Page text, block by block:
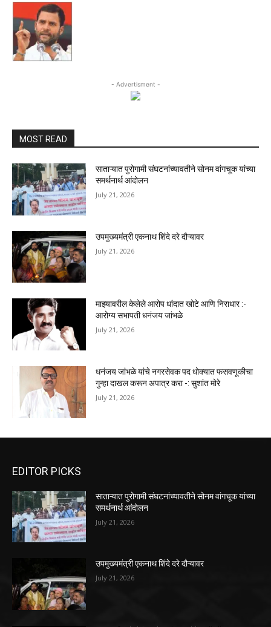
- Advertisment -
MOST READ
साताऱ्यात पुरोगामी संघटनांच्यावतीने सोनम वांगचूक यांच्या
समर्थनार्थ आंदोलन
July 21, 2026
उपमुख्यमंत्री एकनाथ शिंदे दरे दौऱ्यावर
July 21, 2026
माझ्यावरील केलेले आरोप धांदात खोटे आणि निराधार :-
आरोग्य सभापती धनंजय जांभळे
July 21, 2026
धनंजय जांभळे यांचे नगरसेवक पद धोक्यात फसवणूकीचा
गुन्हा दाखल करून अपात्र करा -: सुशांत मोरे
July 21, 2026
EDITOR PICKS
साताऱ्यात पुरोगामी संघटनांच्यावतीने सोनम वांगचूक यांच्या
समर्थनार्थ आंदोलन
July 21, 2026
उपमुख्यमंत्री एकनाथ शिंदे दरे दौऱ्यावर
July 21, 2026